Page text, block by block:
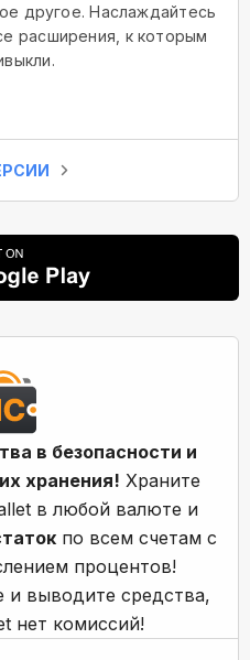
другое. Наслаждайтесь
расширения, к которым
в безопасности и
хранения! Храните
в любой валюте и
по всем счетам с
процентов!
и выводите средства,
нет комиссий!